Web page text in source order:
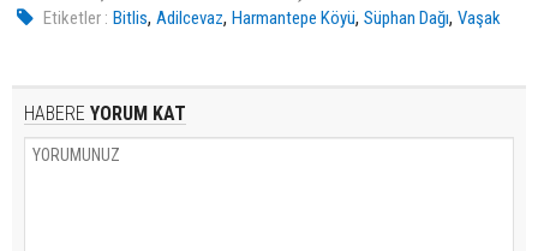
Etiketler : Bitlis,Adilcevaz,Harmantepe Köyü,Süphan Dağı,Vaşak
HABERE YORUM KAT